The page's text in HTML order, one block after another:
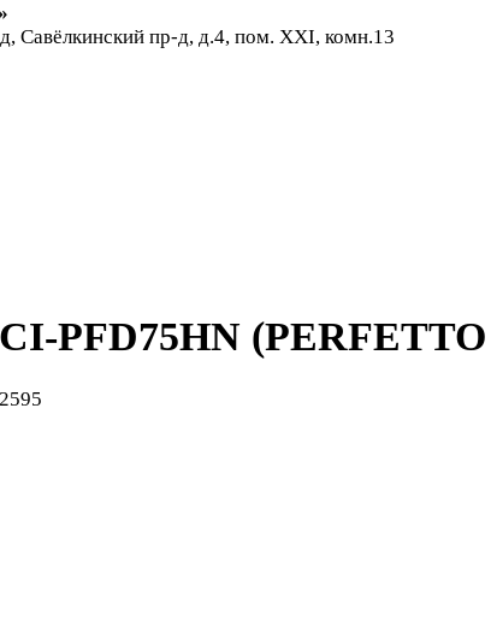
Савёлкинский пр-д, д.4, пом. XXI, комн.13
PFD75HN